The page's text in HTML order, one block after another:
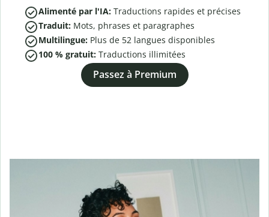
Alimenté par l'IA: Traductions rapides et précises
Traduit: Mots, phrases et paragraphes
Multilingue: Plus de 52 langues disponibles
100 % gratuit: Traductions illimitées
Passez à Premium